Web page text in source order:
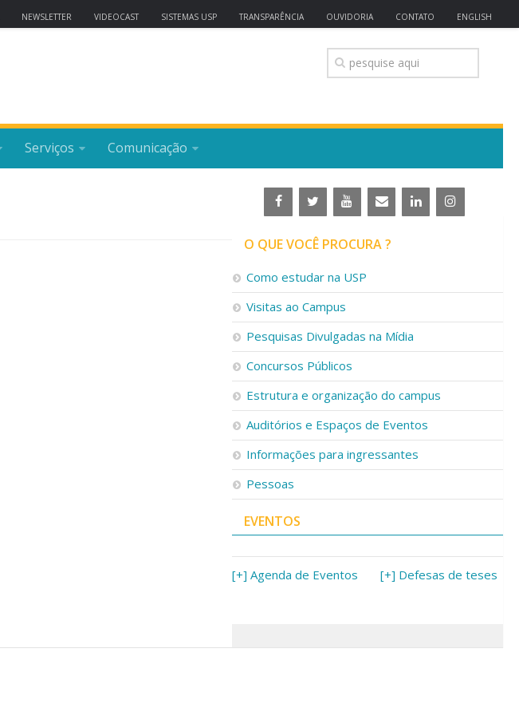
NEWSLETTER VIDEOCAST SISTEMAS USP TRANSPARÊNCIA OUVIDORIA CONTATO ENGLISH
Serviços Comunicação
O QUE VOCÊ PROCURA ?
Como estudar na USP
Visitas ao Campus
Pesquisas Divulgadas na Mídia
Concursos Públicos
Estrutura e organização do campus
Auditórios e Espaços de Eventos
Informações para ingressantes
Pessoas
EVENTOS
[+] Agenda de Eventos [+] Defesas de teses